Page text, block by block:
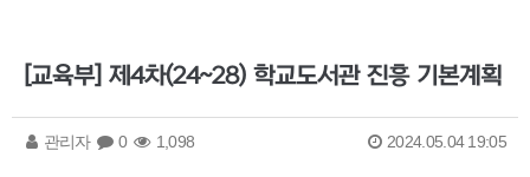
[교육부] 제4차(24~28) 학교도서관 진흥 기본계획
관리자 0 1,098 2024.05.04 19:05